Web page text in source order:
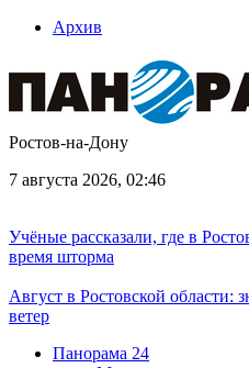
Архив
Ростов-на-Дону
7 августа 2026, 02:46
Учёные рассказали, где в
время шторма
Август в Ростовской области:
ветер
Панорама 24